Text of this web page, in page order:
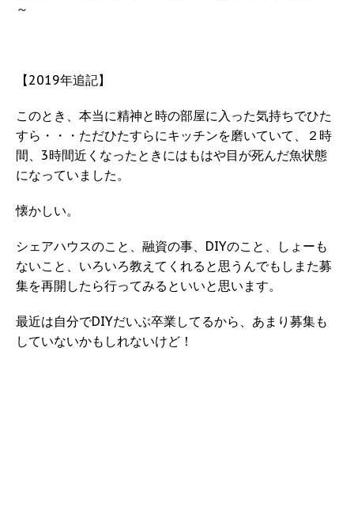
～
【2019年追記】
このとき、本当に精神と時の部屋に入った気持ちでひた
すら・・・ただひたすらにキッチンを磨いていて、２時
間、3時間近くなったときにはもはや目が死んだ魚状態
になっていました。
懐かしい。
シェアハウスのこと、融資の事、DIYのこと、しょーも
ないこと、いろいろ教えてくれると思うんでもしまた募
集を再開したら行ってみるといいと思います。
最近は自分でDIYだいぶ卒業してるから、あまり募集も
していないかもしれないけど！